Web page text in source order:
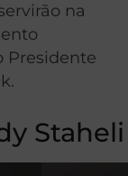
na
Presidente
Staheli